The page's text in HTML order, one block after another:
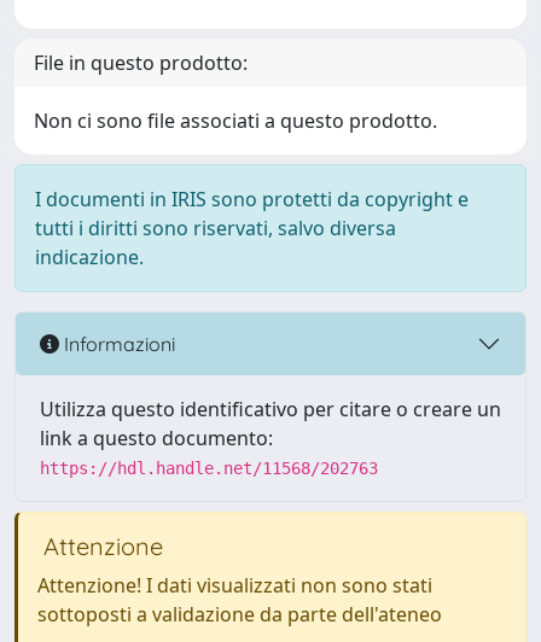
File in questo prodotto:
Non ci sono file associati a questo prodotto.
I documenti in IRIS sono protetti da copyright e
tutti i diritti sono riservati, salvo diversa
indicazione.
Informazioni
Utilizza questo identificativo per citare o creare un
link a questo documento:
https://hdl.handle.net/11568/202763
Attenzione
Attenzione! I dati visualizzati non sono stati
sottoposti a validazione da parte dell'ateneo